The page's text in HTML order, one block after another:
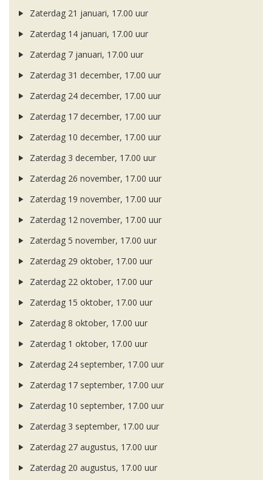
Zaterdag 21 januari, 17.00 uur
Zaterdag 14 januari, 17.00 uur
Zaterdag 7 januari, 17.00 uur
Zaterdag 31 december, 17.00 uur
Zaterdag 24 december, 17.00 uur
Zaterdag 17 december, 17.00 uur
Zaterdag 10 december, 17.00 uur
Zaterdag 3 december, 17.00 uur
Zaterdag 26 november, 17.00 uur
Zaterdag 19 november, 17.00 uur
Zaterdag 12 november, 17.00 uur
Zaterdag 5 november, 17.00 uur
Zaterdag 29 oktober, 17.00 uur
Zaterdag 22 oktober, 17.00 uur
Zaterdag 15 oktober, 17.00 uur
Zaterdag 8 oktober, 17.00 uur
Zaterdag 1 oktober, 17.00 uur
Zaterdag 24 september, 17.00 uur
Zaterdag 17 september, 17.00 uur
Zaterdag 10 september, 17.00 uur
Zaterdag 3 september, 17.00 uur
Zaterdag 27 augustus, 17.00 uur
Zaterdag 20 augustus, 17.00 uur